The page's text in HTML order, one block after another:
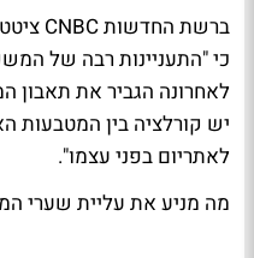
כי "התעניינות רבה של
לאחרונה הגביר את תאבון
יש קורלציה בין המטבעות
לאתריום בפני עצמו".
מה מניע את עליית שערי